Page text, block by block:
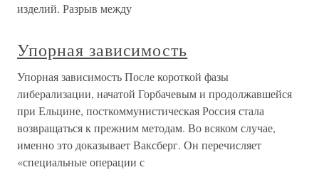
изделий. Разрыв между
Упорная зависимость
Упорная зависимость После короткой фазы
либерализации, начатой Горбачевым и продолжавшейся
при Ельцине, посткоммунистическая Россия стала
возвращаться к прежним методам. Во всяком случае,
именно это доказывает Ваксберг. Он перечисляет
«специальные операции с